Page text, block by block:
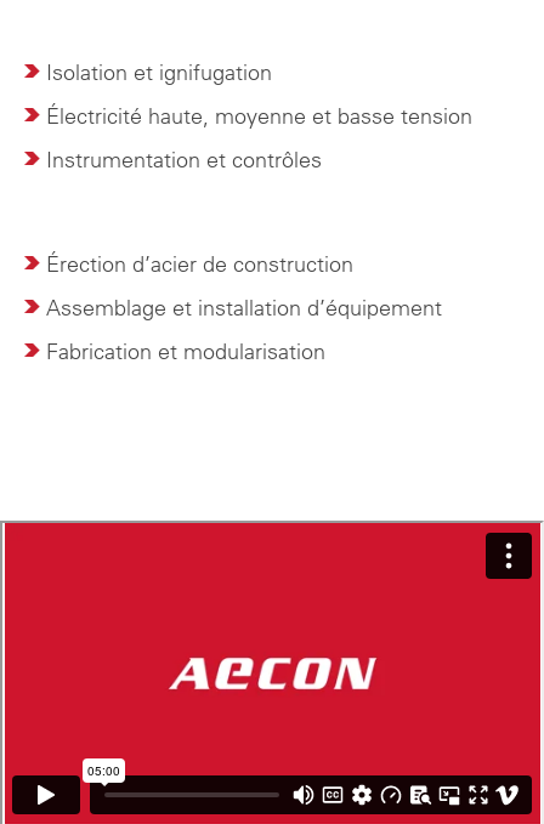
Isolation et ignifugation
Électricité haute, moyenne et basse tension
Instrumentation et contrôles
Érection d’acier de construction
Assemblage et installation d’équipement
Fabrication et modularisation